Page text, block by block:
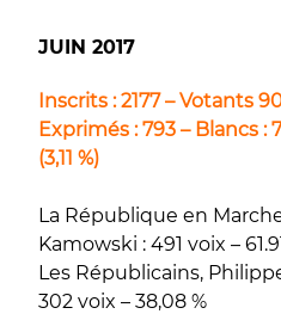
JUIN 2017
Inscrits : 2177 – Votants
Exprimés : 793 – Blancs :
(3,11 %)
La République en
Kamowski : 491 voix –
Les Républicains,
302 voix – 38,08 %